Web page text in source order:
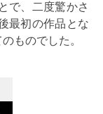
で、二度驚かさ
最初の作品とな
ものでした。